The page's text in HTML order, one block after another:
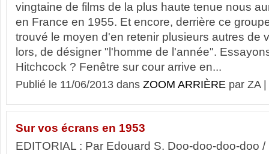
vingtaine de films de la plus haute tenue nous
en France en 1955. Et encore, derrière ce
trouvé le moyen d'en retenir plusieurs autres de
lors, de désigner "l'homme de l'année".
Hitchcock ? Fenêtre sur cour arrive en...
Publié le 11/06/2013 dans ZOOM ARRIÈRE par ZA |
Sur vos écrans en 1953
EDITORIAL : Par Edouard S. Doo-doo-doo-doo